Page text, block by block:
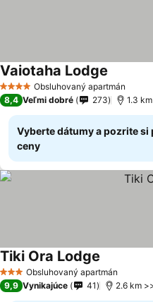
4 Počet hviezdičiek
Obsluhovaný apartmán
Vaiotaha Lodge
8,4 Veľmi dobré 273 1.3
Vyberte dátumy a pozrite si
ceny
3 Počet hviezdičiek
Obsluhovaný apartmán
Tiki Ora Lodge
9,9 Vynikajúce 41 2.6 km